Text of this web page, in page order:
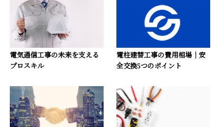
電気通信工事の未来を支える
プロスキル
電柱建替工事の費用相場｜安
全交換5つのポイント